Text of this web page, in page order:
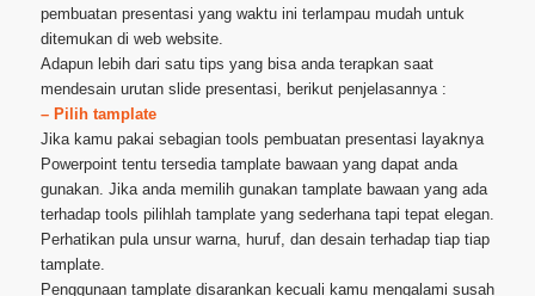
pembuatan presentasi yang waktu ini terlampau mudah untuk
ditemukan di web website.
Adapun lebih dari satu tips yang bisa anda terapkan saat
mendesain urutan slide presentasi, berikut penjelasannya :
– Pilih tamplate
Jika kamu pakai sebagian tools pembuatan presentasi layaknya
Powerpoint tentu tersedia tamplate bawaan yang dapat anda
gunakan. Jika anda memilih gunakan tamplate bawaan yang ada
terhadap tools pilihlah tamplate yang sederhana tapi tepat elegan.
Perhatikan pula unsur warna, huruf, dan desain terhadap tiap tiap
tamplate.
Penggunaan tamplate disarankan kecuali kamu mengalami susah